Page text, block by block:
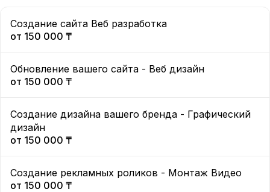
Создание сайта Веб разработка
от 150 000 ₸
Обновление вашего сайта - Веб дизайн
от 150 000 ₸
Создание дизайна вашего бренда - Графический
дизайн
от 150 000 ₸
Создание рекламных роликов - Монтаж Видео
от 150 000 ₸